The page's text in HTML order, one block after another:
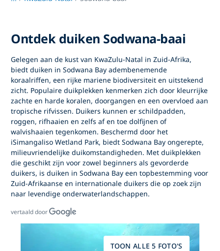
Ontdek duiken Sodwana-baai
Gelegen aan de kust van KwaZulu-Natal in Zuid-Afrika,
biedtduiken in Sodwana Bay adembenemende
koraalriffen, een rijke mariene biodiversiteit en uitstekend
zicht. Populaire duikplekken kenmerken zich door kleurrijke
zachte en harde koralen, doorgangen en een overvloed aan
tropische rifvissen. Duikers kunnen er schildpadden,
roggen, rifhaaien en zelfs af en toe dolfijnen of
walvishaaien tegenkomen. Beschermd door het
iSimangaliso Wetland Park, biedt Sodwana Bay ongerepte,
milieuvriendelijke duikomstandigheden. Met duikplekken
die geschikt zijn voor zowel beginners als gevorderde
duikers, isduiken in Sodwana Bay een topbestemming voor
Zuid-Afrikaanse en internationale duikers die op zoek zijn
naar levendige onderwaterlandschappen.
vertaald door
TOON ALLE 5 FOTO'S